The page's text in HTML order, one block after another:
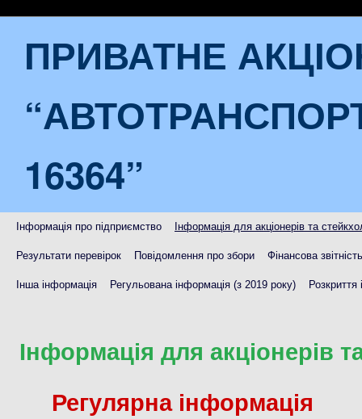
ПРИВАТНЕ
16364”
Інформація про підприємство Інформація для акціонерів та
Результати перевірок Повідомлення про збори Фінансова
Інша інформація Регульована інформація (з 2019 року) Розкриття
Інформація для акціонерів
Регулярна інформація